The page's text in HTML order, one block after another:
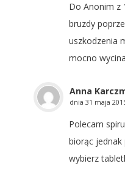
Do Anonim z
bruzdy
uszkodzenia
mocno
Anna
dnia 31 maja
Polecam
biorąc
wybierz